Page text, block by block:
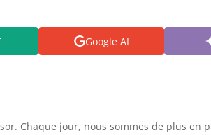
Google AI
Chaque jour, nous sommes de plus en